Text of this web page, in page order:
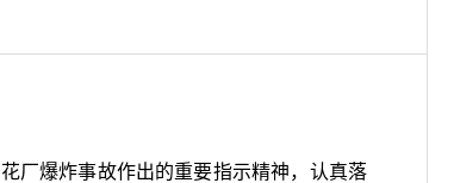
厂爆炸事故作出的重要指示精神，认真落